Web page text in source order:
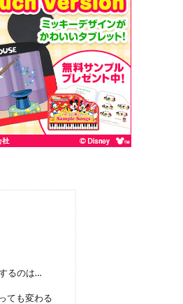
るのは…
ても変わる